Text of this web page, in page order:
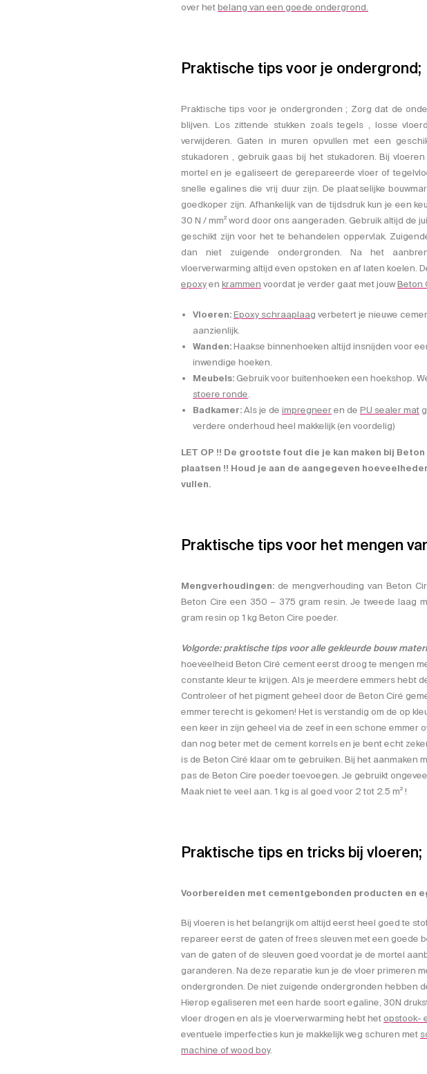
over hetbelang van een goede ondergrond.
Praktische tips voor je ondergrond;
Praktische tips voor je ondergronden ; Zorg dat de
blijven. Los zittende stukken zoals tegels , losse
verwijderen. Gaten in muren opvullen met een
stukadoren , gebruik gaas bij het stukadoren. Bij
mortel en je egaliseert de gerepareerde vloer of
snelle egalines die vrij duur zijn. De plaatselijke
goedkoper zijn. Afhankelijk van de tijdsdruk kun je een
30 N / mm² word door ons aangeraden. Gebruik altijd de
geschikt zijn voor het te behandelen oppervlak.
dan niet zuigende ondergronden. Na het
vloerverwarming altijd even opstoken en af laten koelen.
epoxyen krammen voordat je verder gaat met jouwBeton
Vloeren:Epoxy schraaplaag verbetert je nieuwe
aanzienlijk.
Wanden:Haakse binnenhoeken altijd insnijden voor
inwendige hoeken.
Meubels:Gebruik voor buitenhoeken een hoekshop.
stoere ronde.
Badkamer:Als je de impregneeren de PU sealer mat
verdere onderhoud heel makkelijk (en voordelig)
LET OP !! De grootste fout die je kan maken bij
plaatsen !! Houd je aan de aangegeven
vullen.
Praktische tips voor het mengen
Mengverhoudingen: de mengverhouding van Beton
Beton Cire een 350 – 375 gram resin. Je tweede laag
gram resin op 1 kg Beton Cire poeder.
Volgorde: praktische tips voor alle gekleurde bouw
hoeveelheid Beton Ciré cement eerst droog te mengen
constante kleur te krijgen. Als je meerdere emmers hebt
Controleer of het pigment geheel door de Beton Ciré
emmer terecht is gekomen! Het is verstandig om de op
een keer in zijn geheel via de zeef in een schone emmer
dan nog beter met de cement korrels en je bent echt
is de Beton Ciré klaar om te gebruiken. Bij het aanmaken
pas de Beton Cire poeder toevoegen. Je gebruikt
Maak niet te veel aan. 1 kg is al goed voor 2 tot 2.5 m² !
Praktische tips en tricks bij vloeren;
Voorbereiden met cementgebonden producten en
Bij vloeren is het belangrijk om altijd eerst heel goed te
repareer eerst de gaten of frees sleuven met een goede
van de gaten of de sleuven goed voordat je de mortel
garanderen. Na deze reparatie kun je de vloer primeren
ondergronden. De niet zuigende ondergronden hebben
Hierop egaliseren met een harde soort egaline, 30N
vloer drogen en als je vloerverwarming hebt hetopstook-
eventuele imperfecties kun je makkelijk weg schuren met
machine of wood boy.